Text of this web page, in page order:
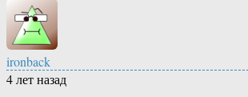
ironback
4 лет назад